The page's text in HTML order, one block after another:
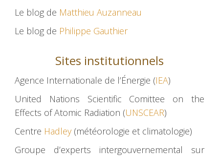
Le blog de Matthieu Auzanneau
Le blog de Philippe Gauthier
Sites institutionnels
Agence Internationale de l’Énergie (IEA)
United Nations Scientific Comittee on the
Effects of Atomic Radiation (UNSCEAR)
Centre Hadley (météorologie et climatologie)
Groupe d’experts intergouvernemental sur